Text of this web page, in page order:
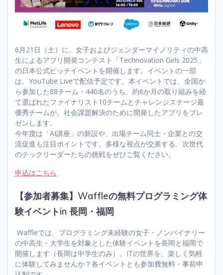
6月21日（土）に、女子およびジェンダーマイノリティの中高
生によるアプリ開発コンテスト「Technovation Girls 2025」
の日本公式ピッチイベントを開催します。イベントの一部
は、YouTube Liveで配信予定です。本イベントでは、全国か
ら参加した88チーム・440名のうち、約6か月の取り組みを経
て選ばれたファイナリスト10チームとチャレンジステージ最
優秀チームが、社会課題解決のために開発したアプリをプレ
ゼンします。
今年度は「AI講座」の新設や、出場チーム同士・企業との交
流促進も注目ポイントです。多様な視点が交差する、次世代
のテックリーダーたちの挑戦をぜひご覧ください。
申込はこちら
【参加者募集】Waffleの無料プログラミング体
験イベントin 長岡・福岡
Waffleでは、プログラミング未経験の女子・ノンバイナリー
の中高生・大学生を対象とした体験イベントを長岡と福岡で
開催します（長岡は中学生のみ）。ITの世界を、楽しく気軽
に体験してみませんか？各イベントとも参加費無料・事前申